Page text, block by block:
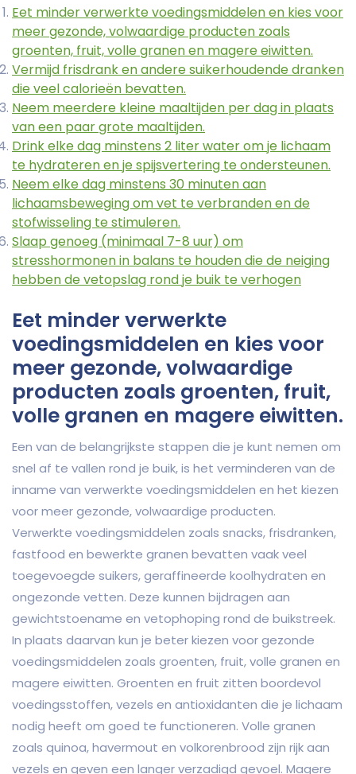
Eet minder verwerkte voedingsmiddelen en kies voor
meer gezonde, volwaardige producten zoals
groenten, fruit, volle granen en magere eiwitten.
Vermijd frisdrank en andere suikerhoudende dranken
die veel calorieën bevatten.
Neem meerdere kleine maaltijden per dag in plaats
van een paar grote maaltijden.
Drink elke dag minstens 2 liter water om je lichaam
te hydrateren en je spijsvertering te ondersteunen.
Neem elke dag minstens 30 minuten aan
lichaamsbeweging om vet te verbranden en de
stofwisseling te stimuleren.
Slaap genoeg (minimaal 7-8 uur) om
stresshormonen in balans te houden die de neiging
hebben de vetopslag rond je buik te verhogen
Eet minder verwerkte
voedingsmiddelen en kies voor
meer gezonde, volwaardige
producten zoals groenten, fruit,
volle granen en magere eiwitten.
Een van de belangrijkste stappen die je kunt nemen om
snel af te vallen rond je buik, is het verminderen van de
inname van verwerkte voedingsmiddelen en het kiezen
voor meer gezonde, volwaardige producten.
Verwerkte voedingsmiddelen zoals snacks, frisdranken,
fastfood en bewerkte granen bevatten vaak veel
toegevoegde suikers, geraffineerde koolhydraten en
ongezonde vetten. Deze kunnen bijdragen aan
gewichtstoename en vetophoping rond de buikstreek.
In plaats daarvan kun je beter kiezen voor gezonde
voedingsmiddelen zoals groenten, fruit, volle granen en
magere eiwitten. Groenten en fruit zitten boordevol
voedingsstoffen, vezels en antioxidanten die je lichaam
nodig heeft om goed te functioneren. Volle granen
zoals quinoa, havermout en volkorenbrood zijn rijk aan
vezels en geven een langer verzadigd gevoel. Magere